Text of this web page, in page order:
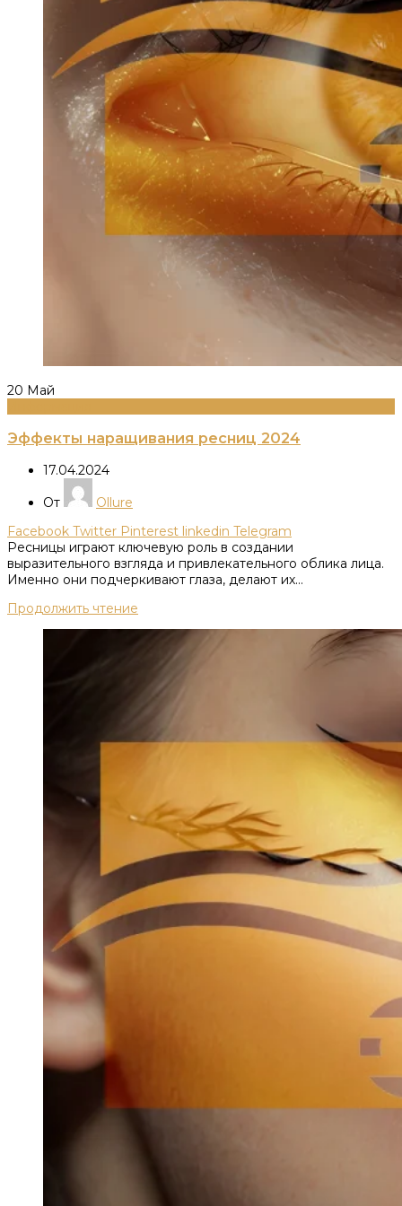
20 Май
Эффекты наращивания ресниц 2024
17.04.2024
От
Ollure
Facebook Twitter Pinterest linkedin Telegram
Ресницы играют ключевую роль в создании
выразительного взгляда и привлекательного облика лица.
Именно они подчеркивают глаза, делают их...
Продолжить чтение